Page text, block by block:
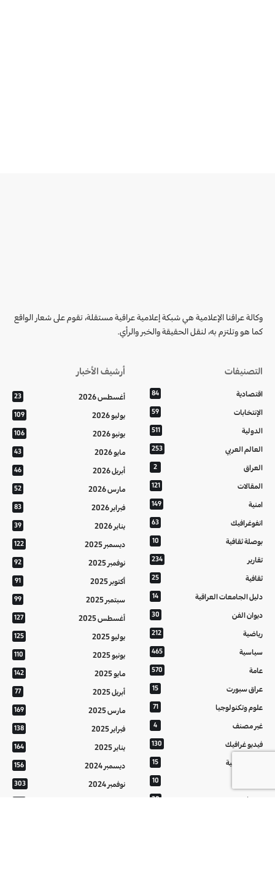
وكالة عراقنا الإعلامية هي شبكة إعلامية عراقية مستقلة، تقوم على شعار الواقع
كما هو وتلتزم به، لنقل الحقيقة والخبر والرأي.
التصنيفات
اقتصادية 84
الإنتخابات 59
الدولية 511
العالم العربي 253
العراق 2
المقالات 121
امنية 149
انفوغرافيك 63
بوصلة ثقافية 10
تقارير 234
ثقافية 25
دليل الجامعات العراقية 14
ديوان الفن 30
رياضية 212
سياسية 465
عامة 570
عراق سبورت 15
علوم وتكنولوجيا 71
غير مصنف 4
فيديو غرافيك 130
معالم عراقية 15
10
منوعات 20
أرشيف الأخبار
أغسطس 2026 23
يوليو 2026 109
يونيو 2026 106
مايو 2026 43
أبريل 2026 46
مارس 2026 52
فبراير 2026 83
يناير 2026 39
ديسمبر 2025 122
نوفمبر 2025 92
أكتوبر 2025 91
سبتمبر 2025 99
أغسطس 2025 127
يوليو 2025 125
يونيو 2025 110
مايو 2025 142
أبريل 2025 77
مارس 2025 169
فبراير 2025 138
يناير 2025 164
ديسمبر 2024 156
نوفمبر 2024 303